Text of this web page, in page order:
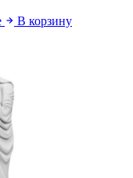
В корзину